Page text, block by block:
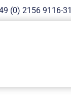
(0) 2156 9116-31